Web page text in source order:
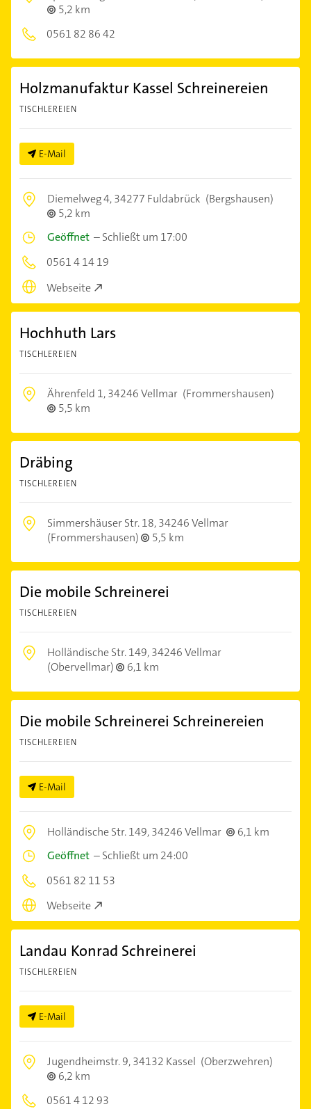
5,2 km
0561 82 86 42
Holzmanufaktur Kassel Schreinereien
TISCHLEREIEN
E-Mail
Diemelweg 4,34277 Fuldabrück (Bergshausen)
5,2 km
Geöffnet –Schließt um 17:00
0561 4 14 19
Webseite
Hochhuth Lars
TISCHLEREIEN
Ährenfeld 1,34246 Vellmar (Frommershausen)
5,5 km
Dräbing
TISCHLEREIEN
Simmershäuser Str. 18,34246 Vellmar
(Frommershausen)
5,5 km
Die mobile Schreinerei
TISCHLEREIEN
Holländische Str. 149,34246 Vellmar
(Obervellmar)
6,1 km
Die mobile Schreinerei Schreinereien
TISCHLEREIEN
E-Mail
Holländische Str. 149,34246 Vellmar
6,1 km
Geöffnet –Schließt um 24:00
0561 82 11 53
Webseite
Landau Konrad Schreinerei
TISCHLEREIEN
E-Mail
Jugendheimstr. 9,34132 Kassel (Oberzwehren)
6,2 km
0561 4 12 93